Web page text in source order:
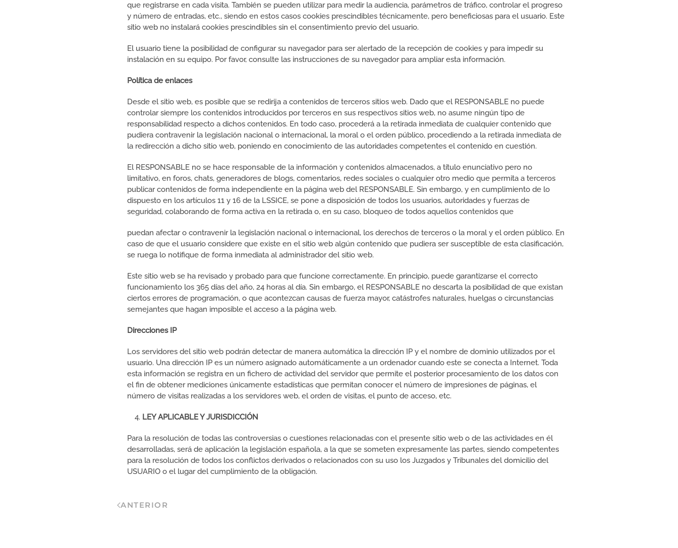
que registrarse en cada visita. También se pueden utilizar para medir la audiencia, parámetros de tráfico, controlar el progreso
y número de entradas, etc., siendo en estos casos cookies prescindibles técnicamente, pero beneficiosas para el usuario. Este
sitio web no instalará cookies prescindibles sin el consentimiento previo del usuario.
El usuario tiene la posibilidad de configurar su navegador para ser alertado de la recepción de cookies y para impedir su
instalación en su equipo. Por favor, consulte las instrucciones de su navegador para ampliar esta información.
Política de enlaces
Desde el sitio web, es posible que se redirija a contenidos de terceros sitios web. Dado que el RESPONSABLE no puede
controlar siempre los contenidos introducidos por terceros en sus respectivos sitios web, no asume ningún tipo de
responsabilidad respecto a dichos contenidos. En todo caso, procederá a la retirada inmediata de cualquier contenido que
pudiera contravenir la legislación nacional o internacional, la moral o el orden público, procediendo a la retirada inmediata de
la redirección a dicho sitio web, poniendo en conocimiento de las autoridades competentes el contenido en cuestión.
El RESPONSABLE no se hace responsable de la información y contenidos almacenados, a título enunciativo pero no
limitativo, en foros, chats, generadores de blogs, comentarios, redes sociales o cualquier otro medio que permita a terceros
publicar contenidos de forma independiente en la página web del RESPONSABLE. Sin embargo, y en cumplimiento de lo
dispuesto en los artículos 11 y 16 de la LSSICE, se pone a disposición de todos los usuarios, autoridades y fuerzas de
seguridad, colaborando de forma activa en la retirada o, en su caso, bloqueo de todos aquellos contenidos que
puedan afectar o contravenir la legislación nacional o internacional, los derechos de terceros o la moral y el orden público. En
caso de que el usuario considere que existe en el sitio web algún contenido que pudiera ser susceptible de esta clasificación,
se ruega lo notifique de forma inmediata al administrador del sitio web.
Este sitio web se ha revisado y probado para que funcione correctamente. En principio, puede garantizarse el correcto
funcionamiento los 365 días del año, 24 horas al día. Sin embargo, el RESPONSABLE no descarta la posibilidad de que existan
ciertos errores de programación, o que acontezcan causas de fuerza mayor, catástrofes naturales, huelgas o circunstancias
semejantes que hagan imposible el acceso a la página web.
Direcciones IP
Los servidores del sitio web podrán detectar de manera automática la dirección IP y el nombre de dominio utilizados por el
usuario. Una dirección IP es un número asignado automáticamente a un ordenador cuando este se conecta a Internet. Toda
esta información se registra en un fichero de actividad del servidor que permite el posterior procesamiento de los datos con
el fin de obtener mediciones únicamente estadísticas que permitan conocer el número de impresiones de páginas, el
número de visitas realizadas a los servidores web, el orden de visitas, el punto de acceso, etc.
LEY APLICABLE Y JURISDICCIÓN
Para la resolución de todas las controversias o cuestiones relacionadas con el presente sitio web o de las actividades en él
desarrolladas, será de aplicación la legislación española, a la que se someten expresamente las partes, siendo competentes
para la resolución de todos los conflictos derivados o relacionados con su uso los Juzgados y Tribunales del domicilio del
USUARIO o el lugar del cumplimiento de la obligación.
ANTERIOR